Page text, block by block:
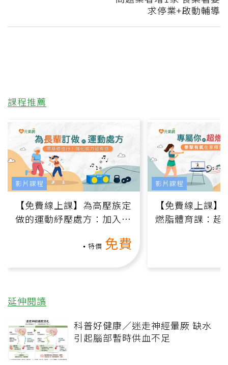
求停業+啟動輔導
課程推薦
【免費線上課】為高壓族定
做的運動紓壓處方：加入行
特價 免費
影片課程
【免費線上課
燃脂體育課：超
影片課程
延伸閱讀
科普好健康／迷走神經暈厥 缺水
引起腦部暫時供血不足